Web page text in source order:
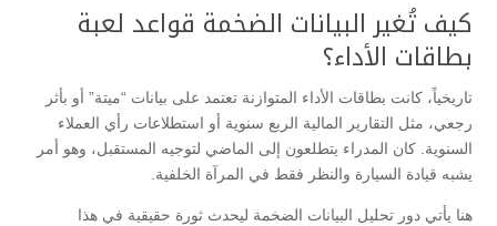
​كيف تُغير البيانات الضخمة قواعد لعبة
بطاقات الأداء؟
​تاريخياً، كانت بطاقات الأداء المتوازنة تعتمد على بيانات “ميتة” أو بأثر
رجعي، مثل التقارير المالية الربع سنوية أو استطلاعات رأي العملاء
السنوية. كان المدراء يتطلعون إلى الماضي لتوجيه المستقبل، وهو أمر
يشبه قيادة السيارة والنظر فقط في المرآة الخلفية.
​هنا يأتي دور تحليل البيانات الضخمة ليحدث ثورة حقيقية في هذا